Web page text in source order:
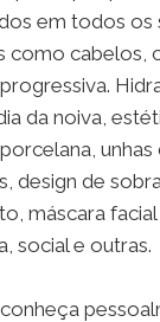
em todos os
como cabelos,
da noiva,
unhas
design de
máscara facial
social e outras.